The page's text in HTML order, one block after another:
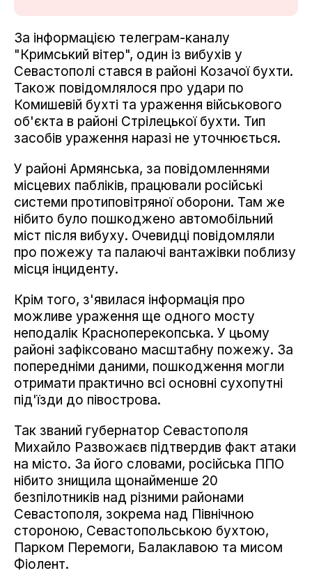
За інформацією телеграм-каналу
"Кримський вітер", один із вибухів у
Севастополі стався в районі Козачої бухти.
Також повідомлялося про удари по
Комишевій бухті та ураження військового
об'єкта в районі Стрілецької бухти. Тип
засобів ураження наразі не уточнюється.
У районі Армянська, за повідомленнями
місцевих пабліків, працювали російські
системи протиповітряної оборони. Там же
нібито було пошкоджено автомобільний
міст після вибуху. Очевидці повідомляли
про пожежу та палаючі вантажівки поблизу
місця інциденту.
Крім того, з'явилася інформація про
можливе ураження ще одного мосту
неподалік Красноперекопська. У цьому
районі зафіксовано масштабну пожежу. За
попередніми даними, пошкодження могли
отримати практично всі основні сухопутні
під'їзди до півострова.
Так званий губернатор Севастополя
Михайло Развожаєв підтвердив факт атаки
на місто. За його словами, російська ППО
нібито знищила щонайменше 20
безпілотників над різними районами
Севастополя, зокрема над Північною
стороною, Севастопольською бухтою,
Парком Перемоги, Балаклавою та мисом
Фіолент.